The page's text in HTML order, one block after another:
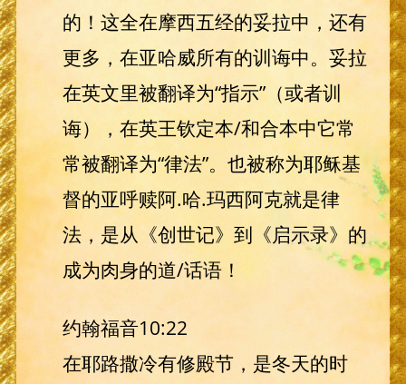
的！这全在摩西五经的妥拉中，还有
更多，在亚哈威所有的训诲中。妥拉
在英文里被翻译为“指示”（或者训
诲），在英王钦定本/和合本中它常
常被翻译为“律法”。也被称为耶稣基
督的亚呼赎阿.哈.玛西阿克就是律
法，是从《创世记》到《启示录》的
成为肉身的道/话语！
约翰福音10:22
在耶路撒冷有修殿节，是冬天的时